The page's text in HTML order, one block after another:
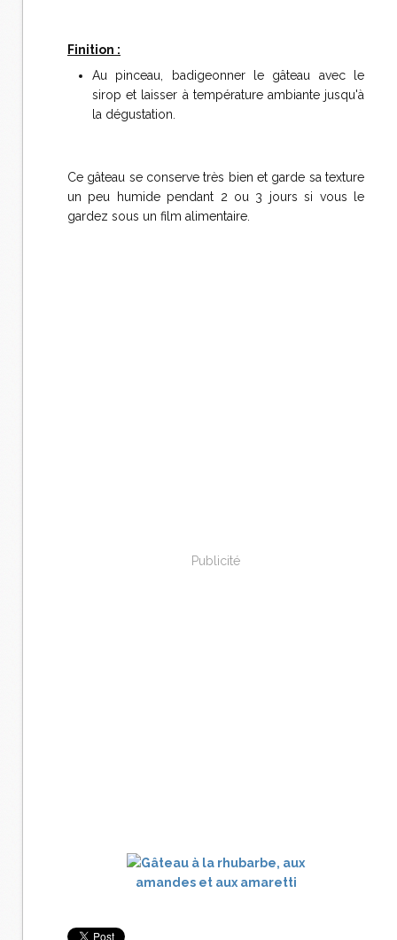
Finition :
Au pinceau, badigeonner le gâteau avec le
sirop et laisser à température ambiante jusqu'à
la dégustation.
Ce gâteau se conserve très bien et garde sa texture
un peu humide pendant 2 ou 3 jours si vous le
gardez sous un film alimentaire.
Publicité